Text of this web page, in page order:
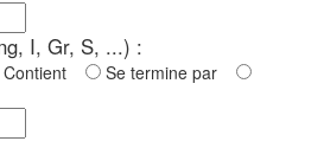
I, Gr, S, ...) :
Contient
Se termine par